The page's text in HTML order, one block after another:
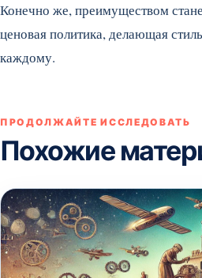
Конечно же, преимуществом
ценовая политика, делающая
каждому.
ПРОДОЛЖАЙТЕ ИССЛЕДОВАТЬ
Похожие